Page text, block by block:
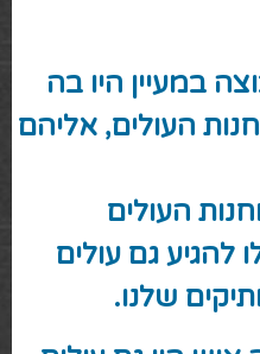
במעיין היו בה
העולים, אליהם
העולים
שלנו.